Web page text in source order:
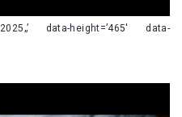
data-height=’465′ data-